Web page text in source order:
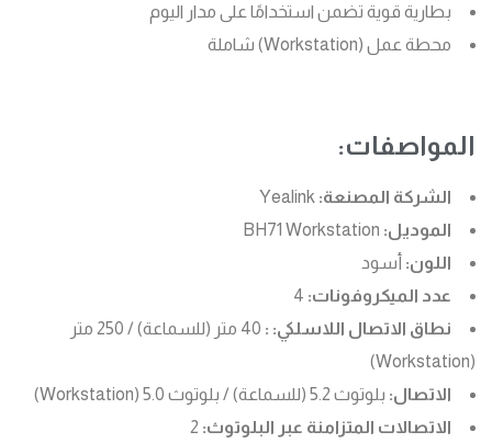
بطارية قوية تضمن استخدامًا على مدار اليوم
محطة عمل (Workstation) شاملة
المواصفات:
الشركة المصنعة: Yealink
الموديل: BH71 Workstation
اللون: أسود
عدد الميكروفونات: 4
نطاق الاتصال اللاسلكي: :
40 متر (للسماعة) / 250 متر
(Workstation)
الاتصال: بلوتوث 5.2 (للسماعة) / بلوتوث 5.0 (Workstation)
الاتصالات المتزامنة عبر البلوتوث: 2